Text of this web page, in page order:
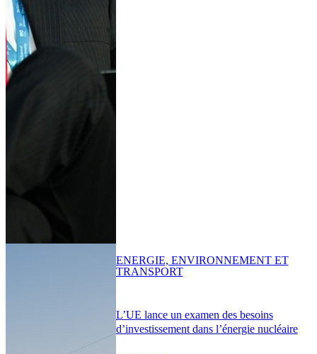
L’UE lance un examen des besoins
d’investissement dans l’énergie nucléaire
ENERGIE, ENVIRONNEMENT ET
TRANSPORT